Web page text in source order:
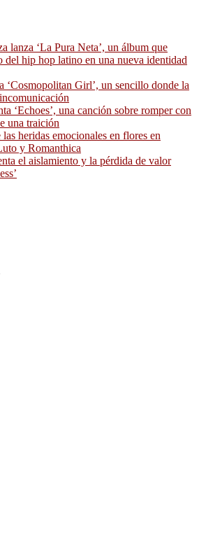
lanza ‘La Pura Neta’, un álbum que
del hip hop latino en una nueva identidad
‘Cosmopolitan Girl’, un sencillo donde la
‘Echoes’, una canción sobre romper con
una traición
heridas emocionales en flores en
y Romanthica
el aislamiento y la pérdida de valor